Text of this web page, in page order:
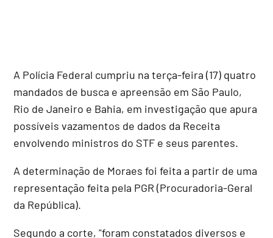
A Polícia Federal cumpriu na terça-feira (17) quatro
mandados de busca e apreensão em São Paulo,
Rio de Janeiro e Bahia, em investigação que apura
possíveis vazamentos de dados da Receita
envolvendo ministros do STF e seus parentes.
A determinação de Moraes foi feita a partir de uma
representação feita pela PGR (Procuradoria-Geral
da República).
Segundo a corte, "foram constatados diversos e